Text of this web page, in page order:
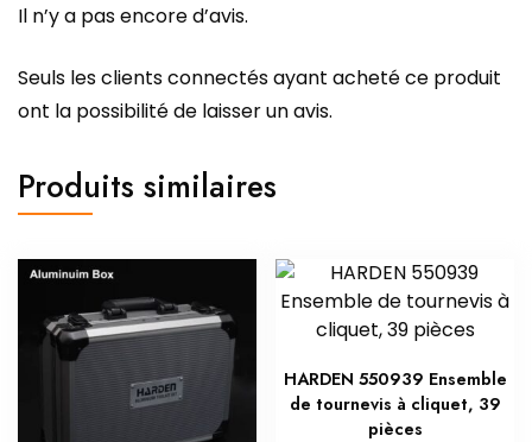
Il n’y a pas encore d’avis.
Seuls les clients connectés ayant acheté ce produit
ont la possibilité de laisser un avis.
Produits similaires
HARDEN 550939 Ensemble
de tournevis à cliquet, 39
pièces